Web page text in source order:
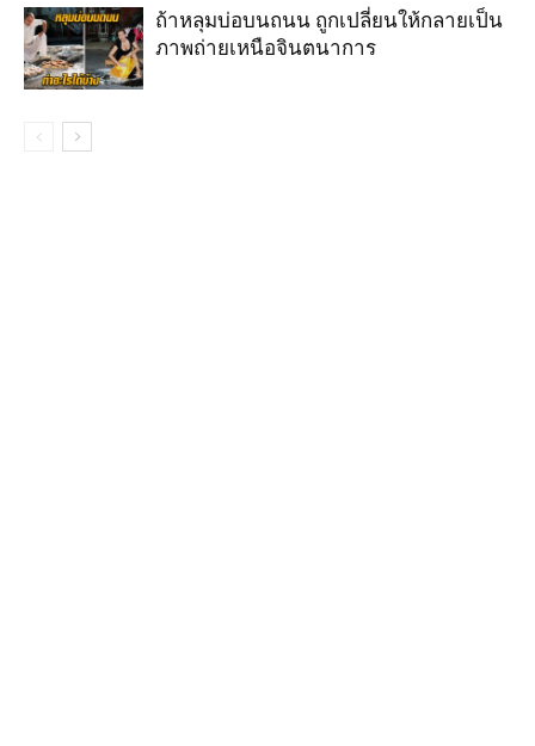
ถ้าหลุมบ่อบนถนน ถูกเปลี่ยนให้กลายเป็น
ภาพถ่ายเหนือจินตนาการ